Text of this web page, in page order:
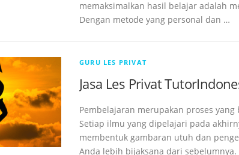
memaksimalkan hasil belajar adalah
Dengan metode yang personal dan …
GURU LES PRIVAT
Jasa Les Privat
Pembelajaran merupakan proses
Setiap ilmu yang dipelajari pada
membentuk gambaran utuh dan
Anda lebih bijaksana dari